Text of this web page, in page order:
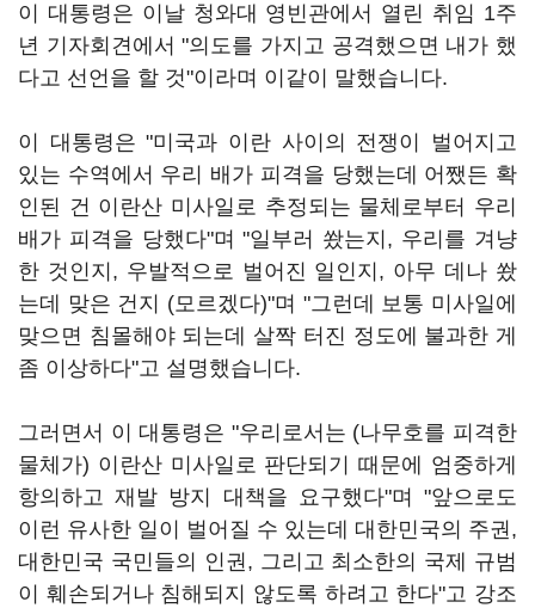
이 대통령은 이날 청와대 영빈관에서 열린 취임 1주
년 기자회견에서 "의도를 가지고 공격했으면 내가 했
다고 선언을 할 것"이라며 이같이 말했습니다.
이 대통령은 "미국과 이란 사이의 전쟁이 벌어지고
있는 수역에서 우리 배가 피격을 당했는데 어쨌든 확
인된 건 이란산 미사일로 추정되는 물체로부터 우리
배가 피격을 당했다"며 "일부러 쐈는지, 우리를 겨냥
한 것인지, 우발적으로 벌어진 일인지, 아무 데나 쐈
는데 맞은 건지 (모르겠다)"며 "그런데 보통 미사일에
맞으면 침몰해야 되는데 살짝 터진 정도에 불과한 게
좀 이상하다"고 설명했습니다.
그러면서 이 대통령은 "우리로서는 (나무호를 피격한
물체가) 이란산 미사일로 판단되기 때문에 엄중하게
항의하고 재발 방지 대책을 요구했다"며 "앞으로도
이런 유사한 일이 벌어질 수 있는데 대한민국의 주권,
대한민국 국민들의 인권, 그리고 최소한의 국제 규범
이 훼손되거나 침해되지 않도록 하려고 한다"고 강조